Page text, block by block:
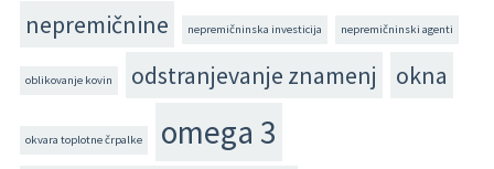
nepremičnine nepremičninska investicija nepremičninski agenti
oblikovanje kovin odstranjevanje znamenj okna
okvara toplotne črpalke omega 3